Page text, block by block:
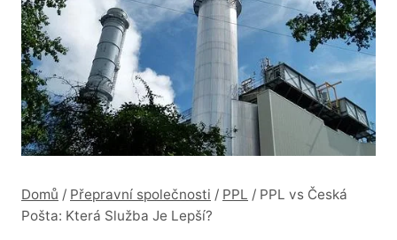
Domů / Přepravní společnosti / PPL / PPL vs Česká
Pošta: Která Služba Je Lepší?